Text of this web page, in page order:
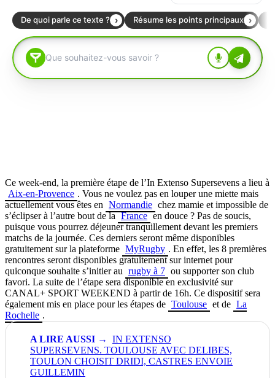
Ce week-end, la première étape de l’In Extenso Supersevens a lieu à
Aix-en-Provence . Vous ne voulez pas en louper une miette mais
actuellement vous êtes en Normandie chez mamie et impossible de
s’éclipser à l’autre bout de la France en douce ? Pas de soucis,
puisque vous pourrez déjeuner tranquillement devant les premiers
matchs de la journée. Ces derniers seront même disponibles
gratuitement sur la plateforme MyRugby . En effet, les 8 premières
rencontres seront disponibles gratuitement sur internet pour
quiconque souhaite s’initier au rugby à 7 ou supporter son club
favori. La suite de l’étape sera disponible en exclusivité sur
CANAL+ SPORT WEEKEND à partir de 16h. Ce dispositif sera
également mis en place pour les étapes de Toulouse et de La
Rochelle .
IN EXTENSO
SUPERSEVENS. TOULOUSE AVEC DELIBES,
TOULON CHOISIT DRIDI, CASTRES ENVOIE
GUILLEMIN